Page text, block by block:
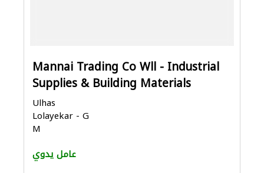
Mannai Trading Co Wll - Industrial
Supplies & Building Materials
Ulhas
Lolayekar - G
M
عامل يدوي